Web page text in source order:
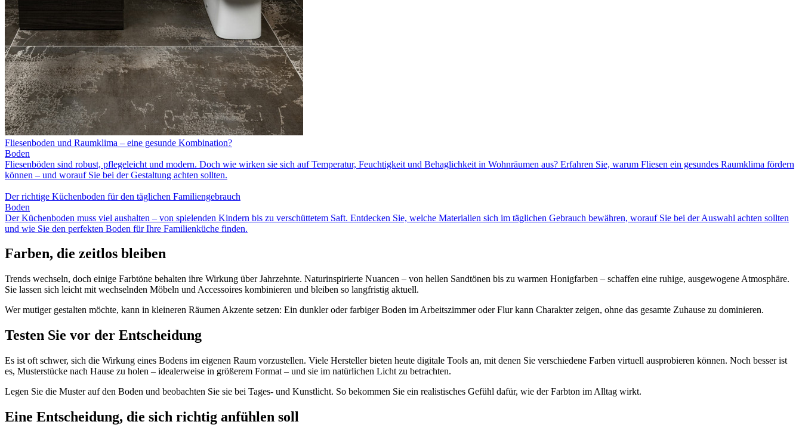
Fliesenboden und Raumklima – eine gesunde Kombination?
Boden
Fliesenböden sind robust, pflegeleicht und modern. Doch wie wirken sie sich auf Temperatur, Feuchtigkeit und Behaglichkeit in Wohnräumen aus? Erfahren Sie, warum Fliesen ein gesundes Raumklima fördern
können – und worauf Sie bei der Gestaltung achten sollten.
Der richtige Küchenboden für den täglichen Familiengebrauch
Boden
Der Küchenboden muss viel aushalten – von spielenden Kindern bis zu verschüttetem Saft. Entdecken Sie, welche Materialien sich im täglichen Gebrauch bewähren, worauf Sie bei der Auswahl achten sollten
und wie Sie den perfekten Boden für Ihre Familienküche finden.
Farben, die zeitlos bleiben
Trends wechseln, doch einige Farbtöne behalten ihre Wirkung über Jahrzehnte. Naturinspirierte Nuancen – von hellen Sandtönen bis zu warmen Honigfarben – schaffen eine ruhige, ausgewogene Atmosphäre.
Sie lassen sich leicht mit wechselnden Möbeln und Accessoires kombinieren und bleiben so langfristig aktuell.
Wer mutiger gestalten möchte, kann in kleineren Räumen Akzente setzen: Ein dunkler oder farbiger Boden im Arbeitszimmer oder Flur kann Charakter zeigen, ohne das gesamte Zuhause zu dominieren.
Testen Sie vor der Entscheidung
Es ist oft schwer, sich die Wirkung eines Bodens im eigenen Raum vorzustellen. Viele Hersteller bieten heute digitale Tools an, mit denen Sie verschiedene Farben virtuell ausprobieren können. Noch besser ist
es, Musterstücke nach Hause zu holen – idealerweise in größerem Format – und sie im natürlichen Licht zu betrachten.
Legen Sie die Muster auf den Boden und beobachten Sie sie bei Tages- und Kunstlicht. So bekommen Sie ein realistisches Gefühl dafür, wie der Farbton im Alltag wirkt.
Eine Entscheidung, die sich richtig anfühlen soll